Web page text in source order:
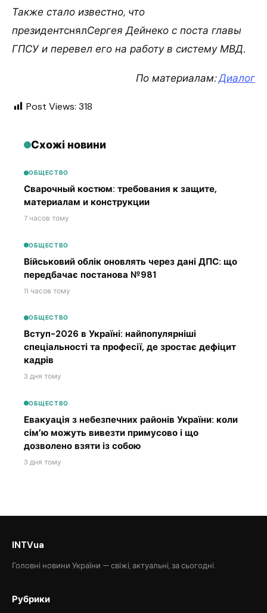
Также стало известно, что
президентснялСергея Дейнеко с поста главы
ГПСУ и перевел его на работу в систему МВД.
По материалам:Диалог
Post Views: 318
Схожі новини
ОБЩЕСТВО
Сварочный костюм: требования к защите,
материалам и конструкции
7 часов тому
ОБЩЕСТВО
Військовий облік оновлять через дані ДПС: що
передбачає постанова №981
11 часов тому
ОБЩЕСТВО
Вступ-2026 в Україні: найпопулярніші
спеціальності та професії, де зростає дефіцит
кадрів
3 дня тому
ОБЩЕСТВО
Евакуація з небезпечних районів України: коли
сім’ю можуть вивезти примусово і що
дозволено взяти із собою
3 дня тому
INTVua
Головні новини України — свіжі, актуальні, за сьогодні.
Рубрики